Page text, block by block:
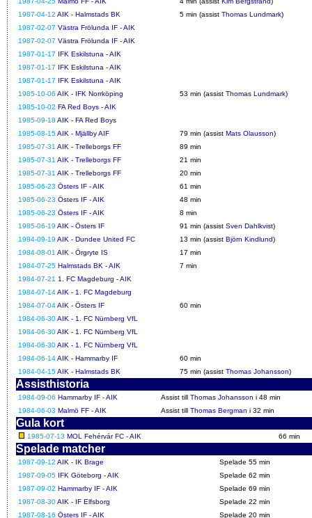
1987-04-12 AIK - Halmstads BK 5 min (assist Thomas Lundmark)
1987-02-07 Västra Frölunda IF - AIK
1987-02-07 Västra Frölunda IF - AIK
1987-01-17 IFK Eskilstuna - AIK
1987-01-17 IFK Eskilstuna - AIK
1987-01-17 IFK Eskilstuna - AIK
1985-10-06 AIK - IFK Norrköping 53 min (assist Thomas Lundmark)
1985-10-02 FA Red Boys - AIK
1985-09-18 AIK - FA Red Boys
1985-08-15AIK - Mjällby AIF 79 min (assist Mats Olausson)
1985-07-31 AIK - Trelleborgs FF
89 min
1985-07-31 AIK - Trelleborgs FF
21 min
1985-07-31 AIK - Trelleborgs FF
20 min
1985-06-23 Östers IF - AIK
61 min
1985-06-23 Östers IF - AIK
48 min
1985-06-23 Östers IF - AIK
8 min
1985-06-19 AIK - Östers IF 91 min (assist Sven Dahlkvist)
1984-09-19 AIK - Dundee United FC 13 min (assist Björn Kindlund)
1984-08-01 AIK - Örgryte IS
17 min
1984-07-25 Halmstads BK - AIK
7 min
1984-07-21 1. FC Magdeburg - AIK
1984-07-14AIK - 1. FC Magdeburg
1984-07-04AIK - Östers IF
60 min
1984-06-30AIK - 1. FC Nürnberg VfL
1984-06-30AIK - 1. FC Nürnberg VfL
1984-06-30AIK - 1. FC Nürnberg VfL
1984-06-14AIK - Hammarby IF
60 min
1984-04-15AIK - Halmstads BK 75 min (assist Thomas Johansson)
Assisthistoria
1984-09-06 Hammarby IF - AIK Assist till Thomas Johansson i 48 min
1984-06-03 Malmö FF - AIK Assist till Thomas Bergman i 32 min
Gula kort
1985-07-13 MOL Fehérvár FC - AIK 66 min
Spelade matcher
1987-09-12 AIK - IK Brage
Spelade 55 min
1987-09-05 IFK Göteborg - AIK
Spelade 62 min
1987-09-02 Hammarby IF - AIK
Spelade 69 min
1987-08-30AIK - IF Elfsborg
Spelade 22 min
1987-08-16 Östers IF - AIK Spelade 20 min